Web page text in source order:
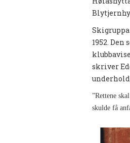
1952.
skriver
”Rettene
skulde få